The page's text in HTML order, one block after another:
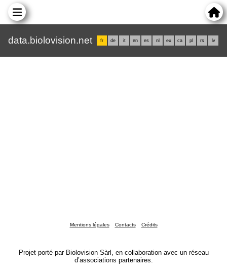
data.biolovision.net fr de it en es nl eu ca pl rs lv
Mentions légales Contacts Crédits
Projet porté par Biolovision Sàrl, en collaboration avec un réseau
d’associations partenaires.